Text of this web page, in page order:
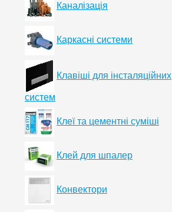
Каналізація
Каркасні системи
Клавіші для інсталяційних
систем
Клеї та цементні суміші
Клей для шпалер
Конвектори